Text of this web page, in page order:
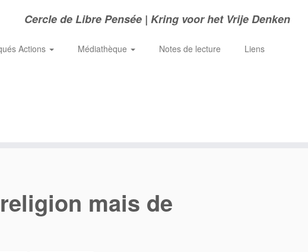
Cercle de Libre Pensée | Kring voor het Vrije Denken
Actions Médiathèque Notes de lecture
Liens
mais de